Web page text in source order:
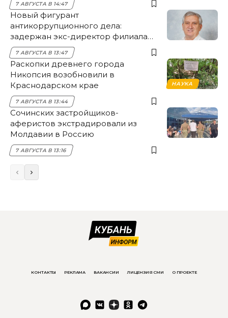
7 АВГУСТА В 14:47
Новый фигурант
антикоррупционного дела:
задержан экс-директор филиала
НЭСК Крымска
7 АВГУСТА В 13:47
НАУКА
Раскопки древнего города
Никопсия возобновили в
Краснодарском крае
7 АВГУСТА В 13:44
Сочинских застройщиков-
аферистов экстрадировали из
Молдавии в Россию
7 АВГУСТА В 13:16
КОНТАКТЫ РЕКЛАМА ВАКАНСИИ ЛИЦЕНЗИЯ СМИ О ПРОЕКТЕ